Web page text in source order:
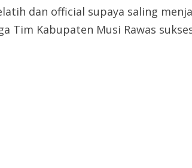
dan official supaya saling
Tim Kabupaten Musi Rawas